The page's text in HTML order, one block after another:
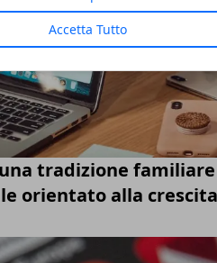
Accetta Tutto
tradizione
orientato alla